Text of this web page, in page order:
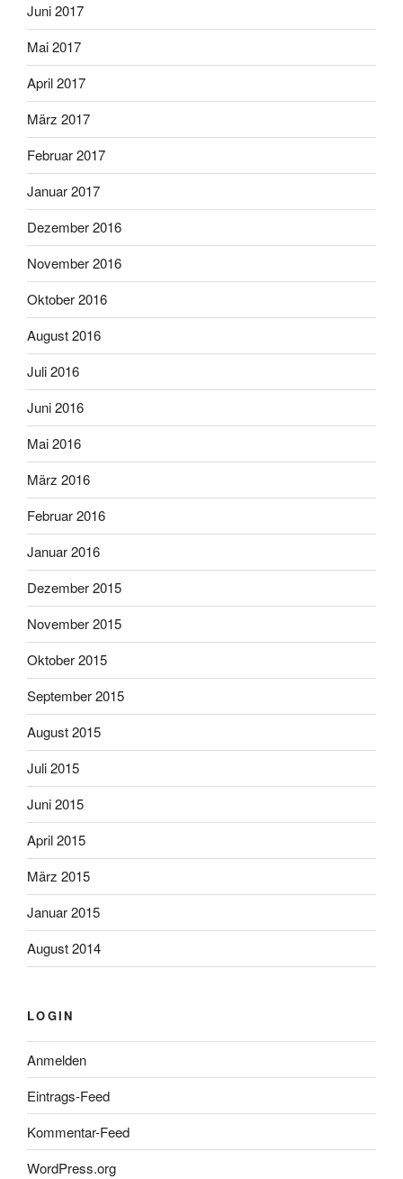
Juni 2017
Mai 2017
April 2017
März 2017
Februar 2017
Januar 2017
Dezember 2016
November 2016
Oktober 2016
August 2016
Juli 2016
Juni 2016
Mai 2016
März 2016
Februar 2016
Januar 2016
Dezember 2015
November 2015
Oktober 2015
September 2015
August 2015
Juli 2015
Juni 2015
April 2015
März 2015
Januar 2015
August 2014
LOGIN
Anmelden
Eintrags-Feed
Kommentar-Feed
WordPress.org